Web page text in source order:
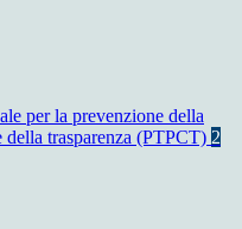
per la prevenzione della
della trasparenza (PTPCT) 2